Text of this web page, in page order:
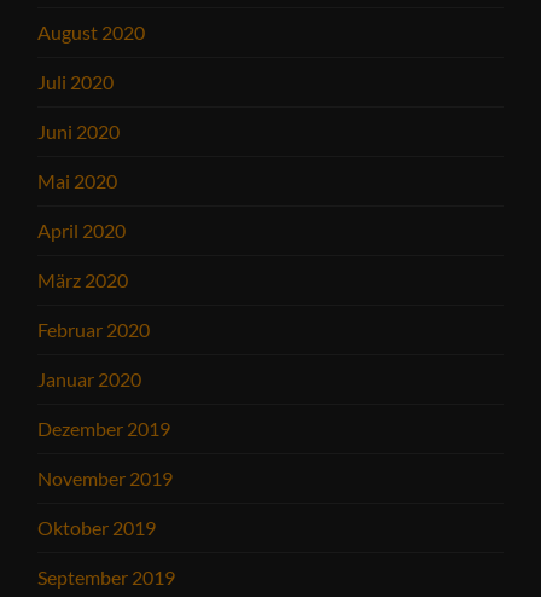
August 2020
Juli 2020
Juni 2020
Mai 2020
April 2020
März 2020
Februar 2020
Januar 2020
Dezember 2019
November 2019
Oktober 2019
September 2019